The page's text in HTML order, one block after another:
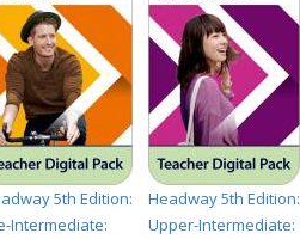
5th Edition:
Intermediate:
Headway 5th Edition:
Upper-Intermediate: